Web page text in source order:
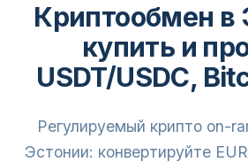
Криптообмен в
купить и
USDT/USDC,
Регулируемый крипто on-
Эстонии: конвертируйте